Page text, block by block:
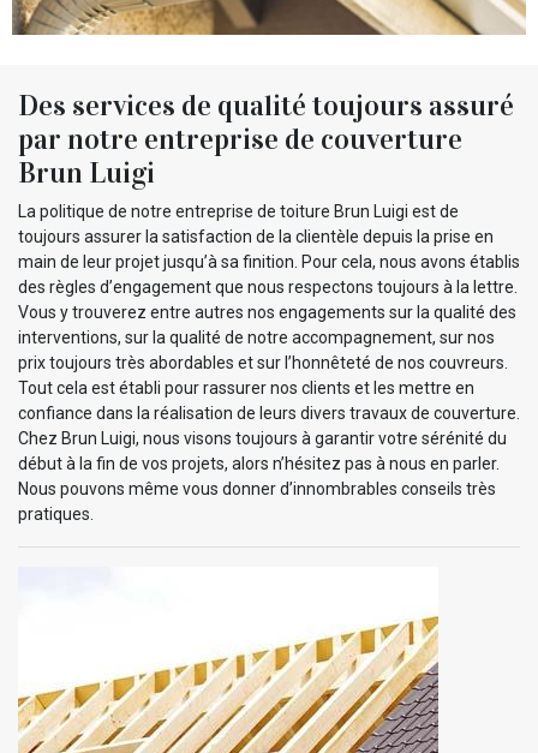
Des services de qualité toujours assuré
par notre entreprise de couverture
Brun Luigi
La politique de notre entreprise de toiture Brun Luigi est de
toujours assurer la satisfaction de la clientèle depuis la prise en
main de leur projet jusqu’à sa finition. Pour cela, nous avons établis
des règles d’engagement que nous respectons toujours à la lettre.
Vous y trouverez entre autres nos engagements sur la qualité des
interventions, sur la qualité de notre accompagnement, sur nos
prix toujours très abordables et sur l’honnêteté de nos couvreurs.
Tout cela est établi pour rassurer nos clients et les mettre en
confiance dans la réalisation de leurs divers travaux de couverture.
Chez Brun Luigi, nous visons toujours à garantir votre sérénité du
début à la fin de vos projets, alors n’hésitez pas à nous en parler.
Nous pouvons même vous donner d’innombrables conseils très
pratiques.